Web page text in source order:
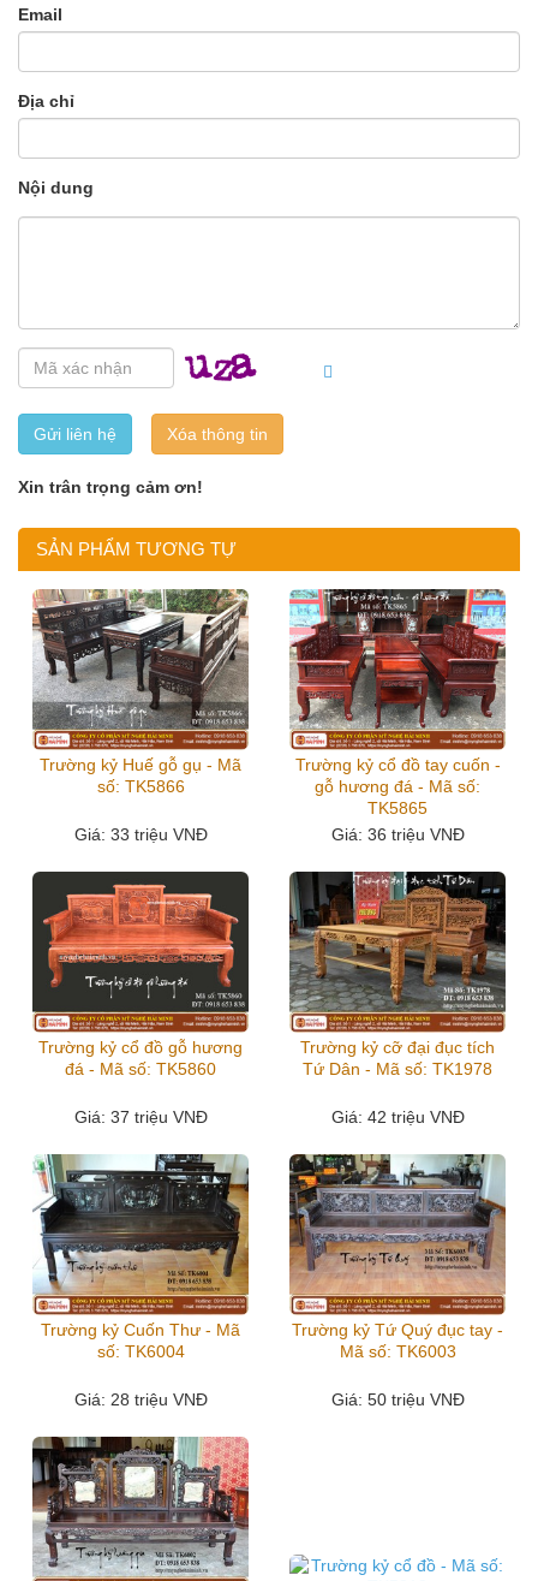
Email
Địa chỉ
Nội dung
Gửi liên hệ
Xin trân trọng cảm ơn!
SẢN PHẨM TƯƠNG TỰ
Trường kỷ Huế gỗ gụ - Mã
số: TK5866
Giá: 33 triệu VNĐ
Trường kỷ cổ đồ tay cuốn -
gỗ hương đá - Mã số:
TK5865
Giá: 36 triệu VNĐ
Trường kỷ cổ đồ gỗ hương
đá - Mã số: TK5860
Giá: 37 triệu VNĐ
Trường kỷ cỡ đại đục tích
Tứ Dân - Mã số: TK1978
Giá: 42 triệu VNĐ
Trường kỷ Cuốn Thư - Mã
số: TK6004
Giá: 28 triệu VNĐ
Trường kỷ Tứ Quý đục tay -
Mã số: TK6003
Giá: 50 triệu VNĐ